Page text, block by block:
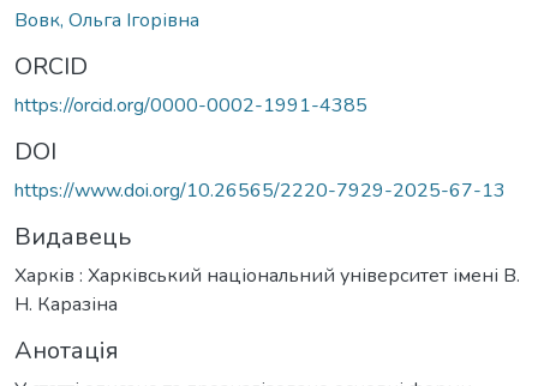
Вовк, Ольга Ігорівна
ORCID
https://orcid.org/0000-0002-1991-4385
DOI
https://www.doi.org/10.26565/2220-7929-2025-67-13
Видавець
Харків : Харківський національний університет імені В.
Н. Каразіна
Анотація